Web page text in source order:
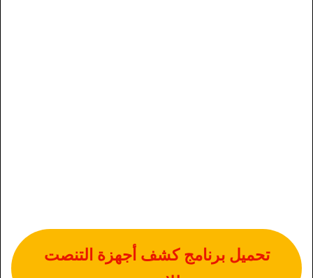
تحميل برنامج كشف أجهزة التنصت